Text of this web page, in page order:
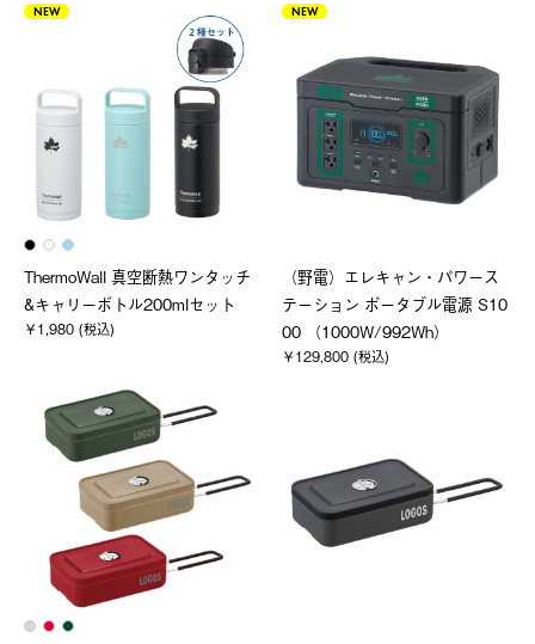
NEW
ThermoWall 真空断熱ワンタッチ
&キャリーボトル200mlセット
￥1,980 (税込)
NEW
（野電）エレキャン・パワース
テーション ポータブル電源 S10
00 （1000W/992Wh）
￥129,800 (税込)